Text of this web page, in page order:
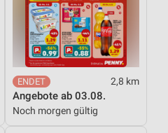
2,8 km
Angebote ab 03.08.
Noch morgen gültig